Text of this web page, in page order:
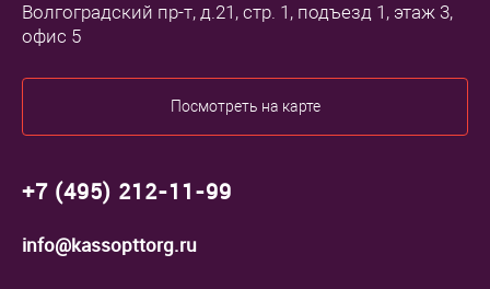
Волгоградский пр-т, д.21, стр. 1, подъезд 1, этаж 3,
офис 5
Посмотреть на карте
+7 (495) 212-11-99
info@kassopttorg.ru